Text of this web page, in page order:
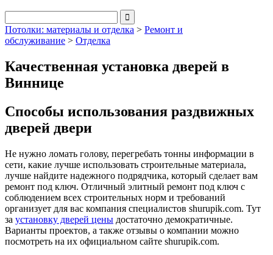
Потолки: материалы и отделка > Ремонт и
обслуживание > Отделка
Качественная установка дверей в
Виннице
Способы использования раздвижных
дверей ​​двери
Не нужно ломать голову, перегребать тонны информации в
сети, какие лучше использовать строительные материала,
лучше найдите надежного подрядчика, который сделает вам
ремонт под ключ. Отличный элитный ремонт под ключ с
соблюдением всех строительных норм и требований
организует для вас компания специалистов shurupik.com. Тут
за установку дверей цены достаточно демократичные.
Варианты проектов, а также отзывы о компании можно
посмотреть на их официальном сайте shurupik.com.